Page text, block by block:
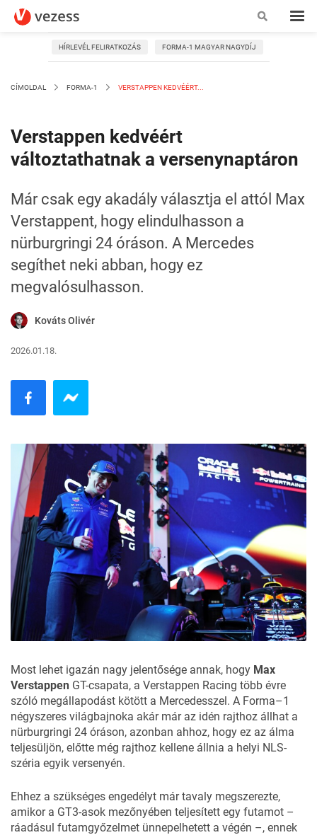
HÍRLEVÉL FELIRATKOZÁS FORMA-1 MAGYAR NAGYDÍJ
CÍMOLDAL FORMA-1 VERSTAPPEN KEDVÉÉRT...
Verstappen kedvéért
változtathatnak a versenynaptáron
Már csak egy akadály választja el attól Max
Verstappent, hogy elindulhasson a
nürburgringi 24 óráson. A Mercedes
segíthet neki abban, hogy ez
megvalósulhasson.
Kováts Olivér
2026.01.18.
Most lehet igazán nagy jelentősége annak, hogy Max
Verstappen GT-csapata, a Verstappen Racing több évre
szóló megállapodást kötött a Mercedesszel. A Forma–1
négyszeres világbajnoka akár már az idén rajthoz állhat a
nürburgringi 24 óráson, azonban ahhoz, hogy ez az álma
teljesüljön, előtte még rajthoz kellene állnia a helyi NLS-
széria egyik versenyén.
Ehhez a szükséges engedélyt már tavaly megszerezte,
amikor a GT3-asok mezőnyében teljesített egy futamot –
ráadásul futamgyőzelmet ünnepelhetett a végén –, ennek